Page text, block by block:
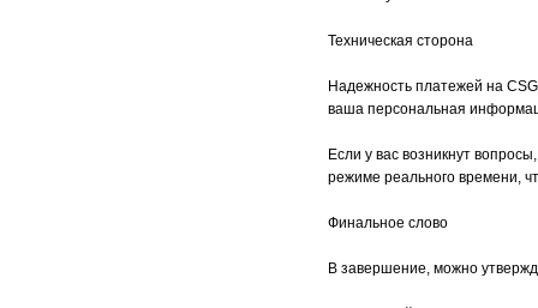
Техническая сторона
Надежность платежей на
ваша персональная
Если у вас возникнут
режиме реального времени,
Финальное слово
В завершение, можно